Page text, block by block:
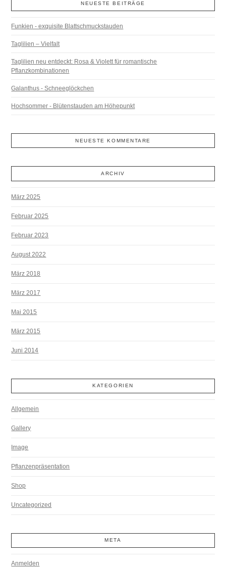
NEUESTE BEITRÄGE
Funkien - exquisite Blattschmuckstauden
Taglilien – Vielfalt
Taglilien neu entdeckt: Rosa & Violett für romantische
Pflanzkombinationen
Galanthus - Schneeglöckchen
Hochsommer - Blütenstauden am Höhepunkt
NEUESTE KOMMENTARE
ARCHIV
März 2025
Februar 2025
Februar 2023
August 2022
März 2018
März 2017
Mai 2015
März 2015
Juni 2014
KATEGORIEN
Allgemein
Gallery
Image
Pflanzenpräsentation
Shop
Uncategorized
META
Anmelden